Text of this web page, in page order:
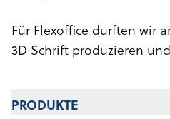
ANGEBOT
LETTRA DESIGN
Für Flexoffice durften wir
3D Schrift produzieren
PRODUKTE